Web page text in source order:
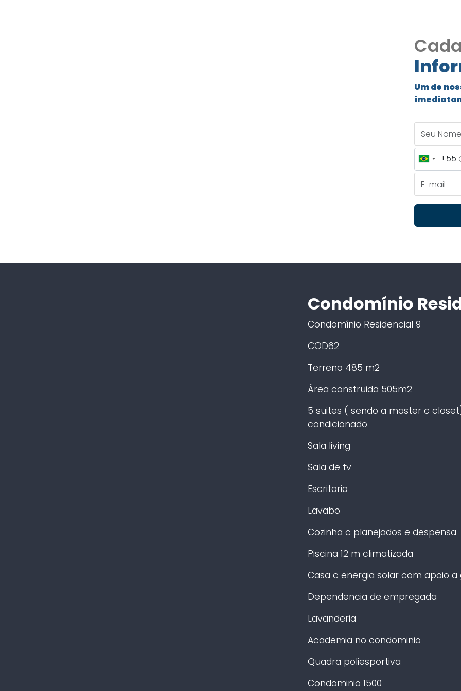
Um de
Brazil
+55
+55
Condomínio
Condomínio Residencial 9
COD62
Terreno 485 m2
Área construida 505m2
5 suites ( sendo a master c
condicionado
Sala living
Sala de tv
Escritorio
Lavabo
Cozinha c planejados e despensa
Piscina 12 m climatizada
Casa c energia solar com apoio a
Dependencia de empregada
Lavanderia
Academia no condominio
Quadra poliesportiva
Condominio 1500